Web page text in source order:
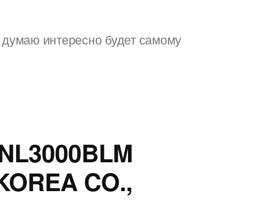
интересно будет самому
CO.,